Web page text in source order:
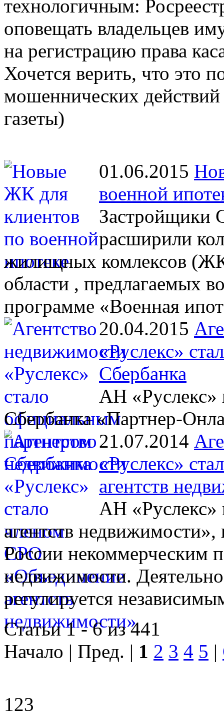
технологичным:
оповещать владельцев
на регистрацию права
Хочется верить, что это
мошеннических
газеты)
01.06.2015
военной
Застройщики
расширили
жилищных комлексов
области , предлагаемых
программе «Военная
20.04.2015
«Руслекс»
Сбербанка
АН «Руслекс»
Сбербанка «Партнер-
21.07.2014
«Руслекс»
агентств
АН «Руслекс»
агентств недвижимости»,
России некоммерческим
недвижимости.
регулируется
Статьи 1 - 6 из 441
Начало | Пред. | 1 2 3 4 5 |
123